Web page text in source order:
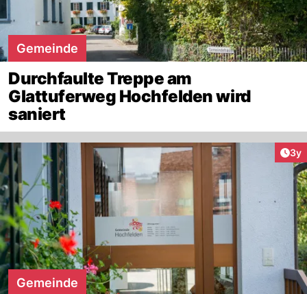
Gemeinde
Durchfaulte Treppe am
Glattuferweg Hochfelden wird
saniert
3y
Gemeinde